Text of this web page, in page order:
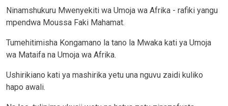
Ninamshukuru Mwenyekiti wa Umoja wa Afrika - rafiki yangu
mpendwa Moussa Faki Mahamat.
Tumehitimisha Kongamano la tano la Mwaka kati ya Umoja
wa Mataifa na Umoja wa Afrika.
Ushirikiano kati ya mashirika yetu una nguvu zaidi kuliko
hapo awali.